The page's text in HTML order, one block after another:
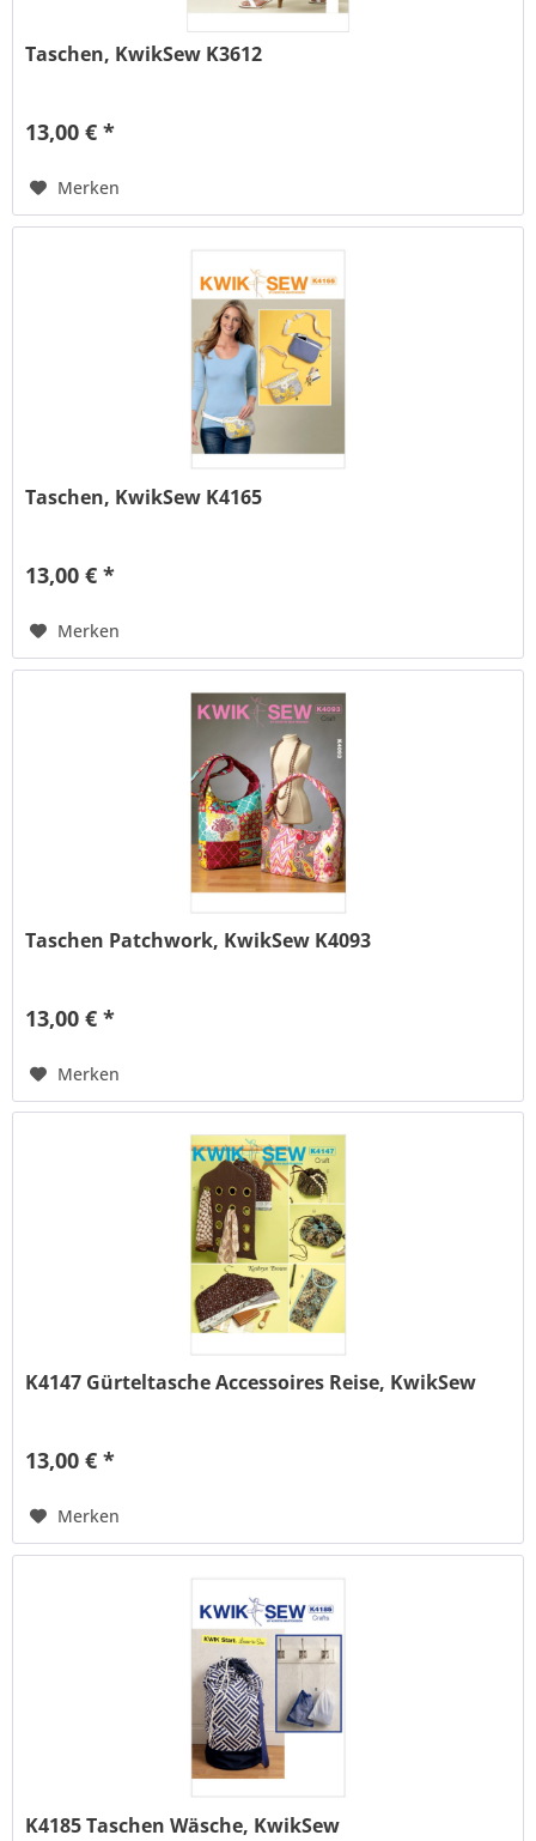
Taschen, KwikSew K3612
13,00 € *
Merken
Taschen, KwikSew K4165
13,00 € *
Merken
Taschen Patchwork, KwikSew K4093
13,00 € *
Merken
K4147 Gürteltasche Accessoires Reise, KwikSew
13,00 € *
Merken
K4185 Taschen Wäsche, KwikSew